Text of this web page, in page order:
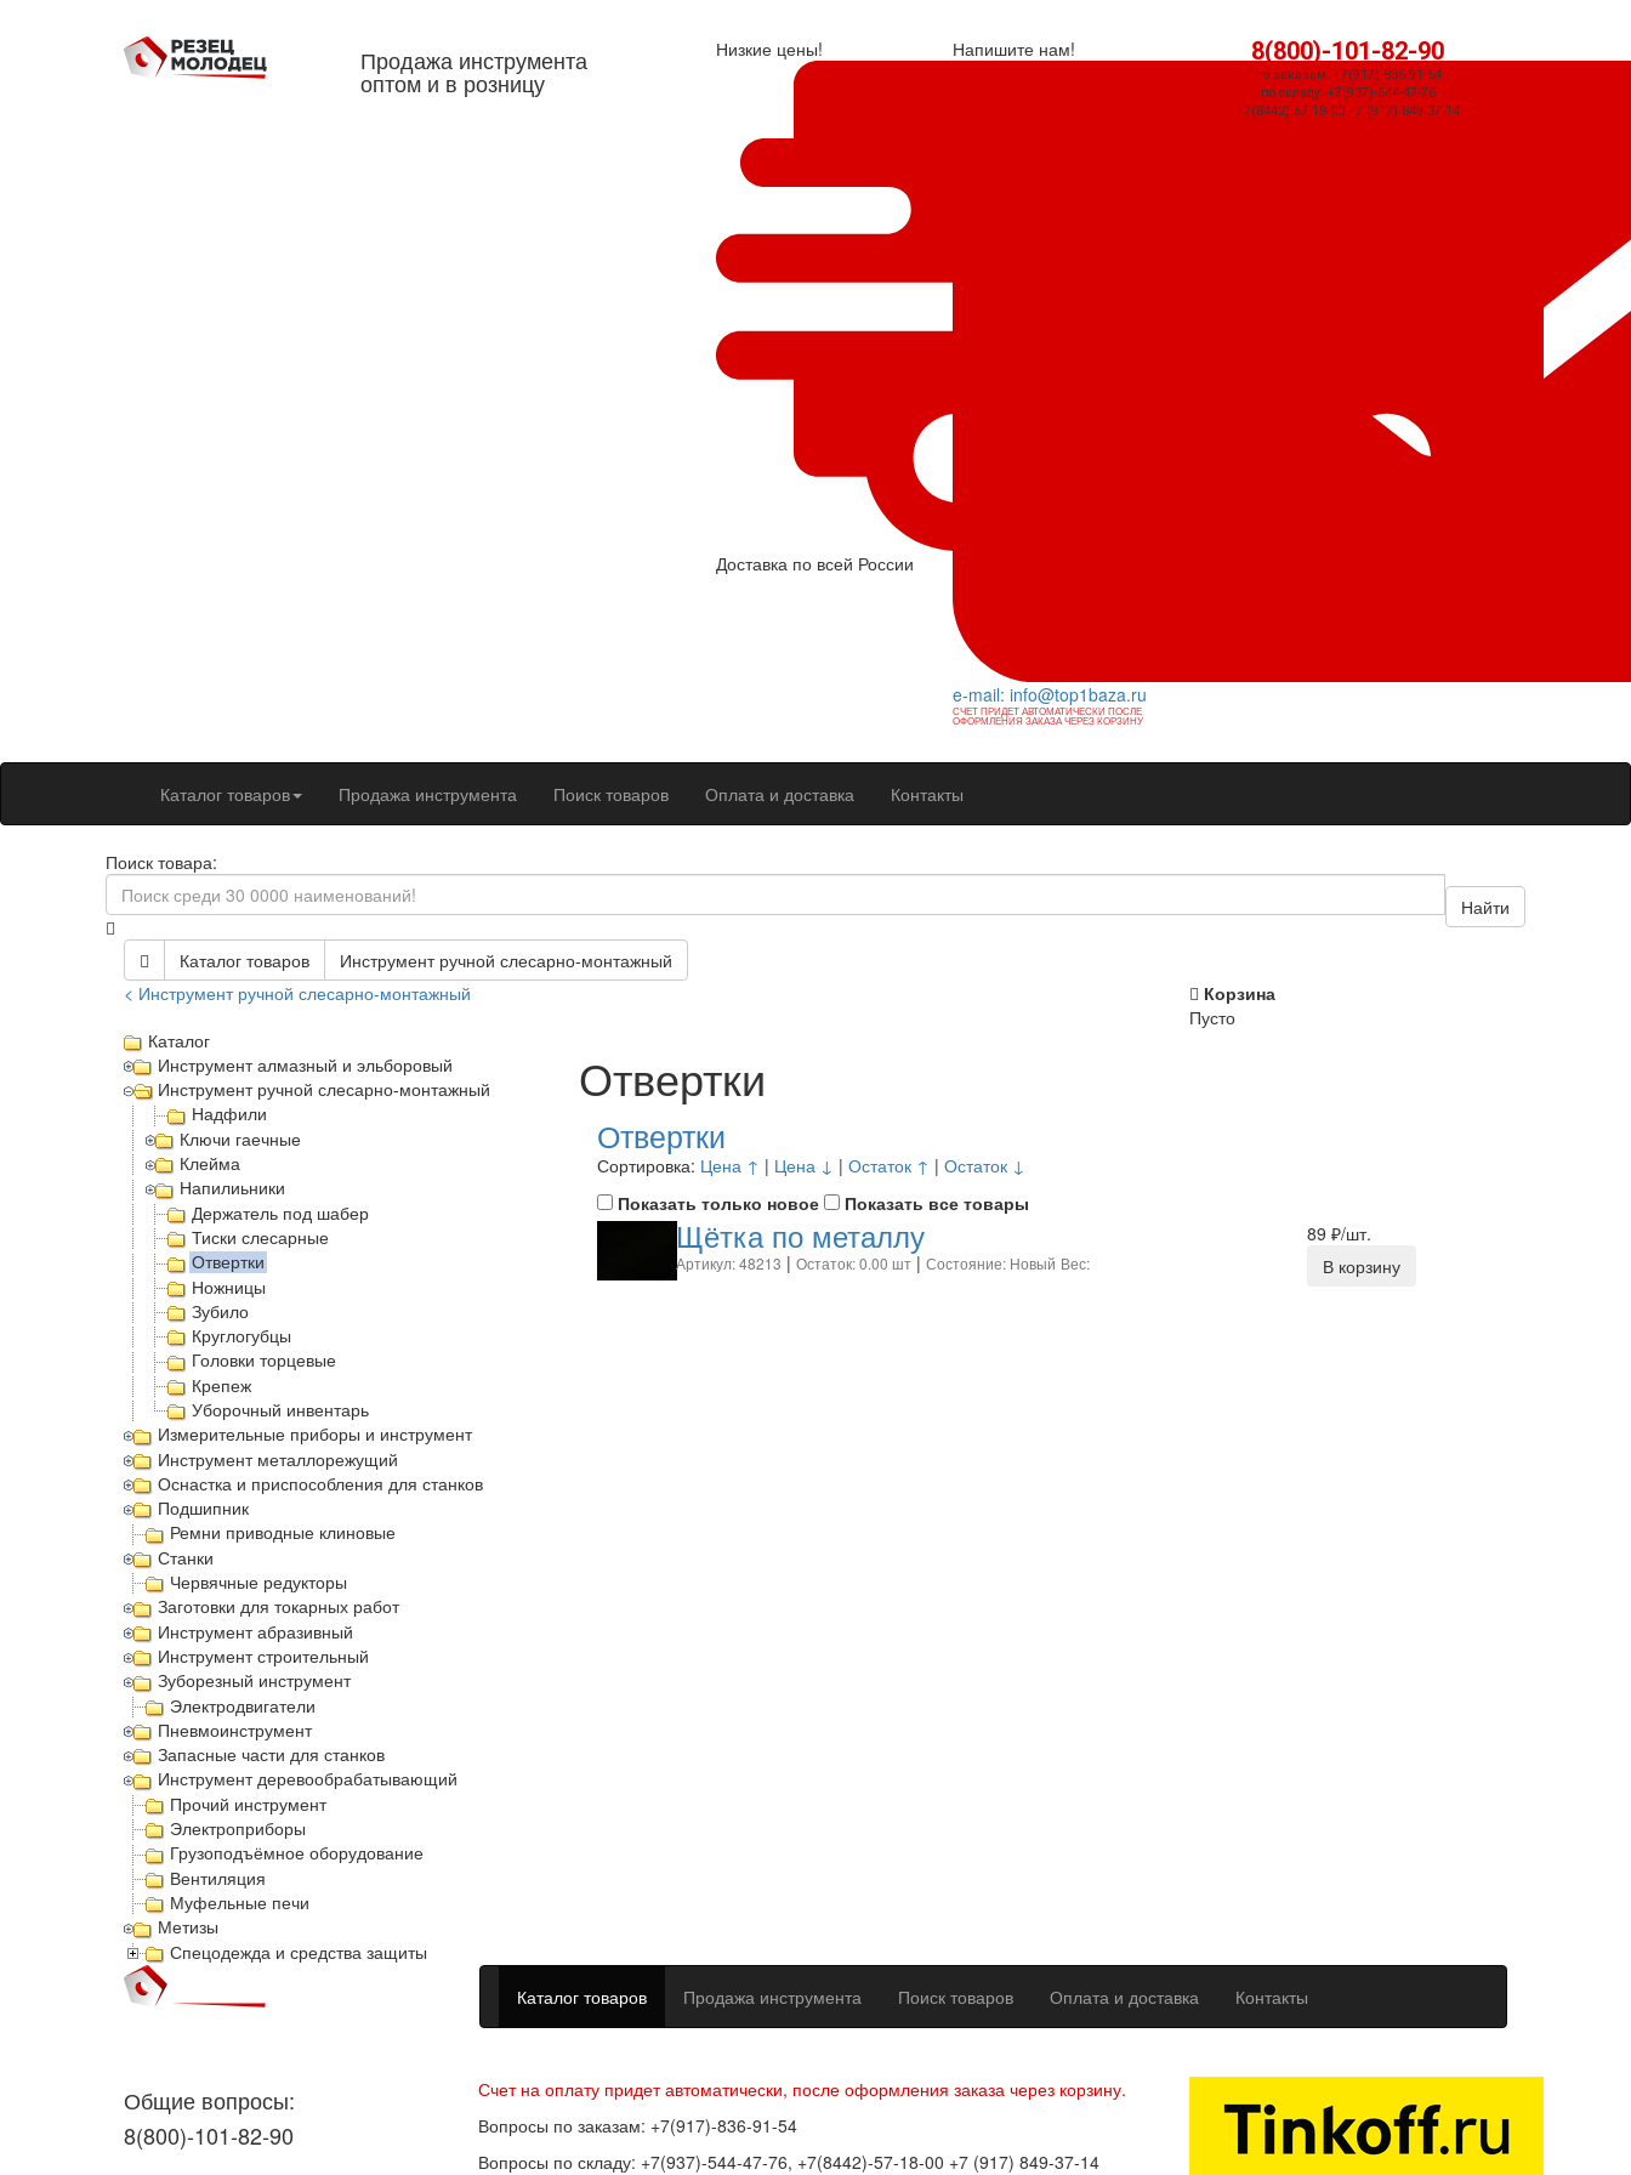
Продажа инструмента
оптом и в розницу
Низкие цены!
Доставка по всей России
Напишите нам!
e-mail: info@top1baza.ru
СЧЕТ ПРИДЕТ АВТОМАТИЧЕСКИ ПОСЛЕ
ОФОРМЛЕНИЯ ЗАКАЗА ЧЕРЕЗ КОРЗИНУ
8(800)-101-82-90
по заказам: +7(917)-836-91-54
по складу: +7(937)-544-47-76
+7(8442)-57-18-00 +7 (917) 849-37-14
Каталог товаров Продажа инструмента Поиск товаров Оплата и доставка Контакты
Поиск товара:
Найти
Каталог товаров
Инструмент ручной слесарно-монтажный
< Инструмент ручной слесарно-монтажный
Корзина
Пусто
Каталог
Инструмент алмазный и эльборовый
Инструмент ручной слесарно-монтажный
Надфили
Ключи гаечные
Клейма
Напилиьники
Держатель под шабер
Тиски слесарные
Отвертки
Ножницы
Зубило
Круглогубцы
Головки торцевые
Крепеж
Уборочный инвентарь
Измерительные приборы и инструмент
Инструмент металлорежущий
Оснастка и приспособления для станков
Подшипник
Ремни приводные клиновые
Станки
Червячные редукторы
Заготовки для токарных работ
Инструмент абразивный
Инструмент строительный
Зуборезный инструмент
Электродвигатели
Пневмоинструмент
Запасные части для станков
Инструмент деревообрабатывающий
Прочий инструмент
Электроприборы
Грузоподъёмное оборудование
Вентиляция
Муфельные печи
Метизы
Спецодежда и средства защиты
Отвертки
Отвертки
Сортировка: Цена ↑ | Цена ↓ | Остаток ↑ | Остаток ↓
Показать только новое
Показать все товары
Щётка по металлу
Артикул: 48213 | Остаток: 0.00 шт| Состояние: Новый Вес:
89 ₽/шт.
В корзину
Каталог товаров Продажа инструмента Поиск товаров Оплата и доставка Контакты
Общие вопросы:
8(800)-101-82-90
Счет на оплату придет автоматически, после оформления заказа через корзину.
Вопросы по заказам: +7(917)-836-91-54
Вопросы по складу: +7(937)-544-47-76, +7(8442)-57-18-00 +7 (917) 849-37-14